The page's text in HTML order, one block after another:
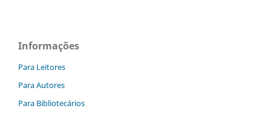
Informações
Para Leitores
Para Autores
Para Bibliotecários